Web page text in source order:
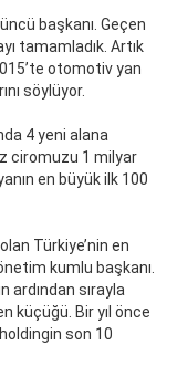
başkanı. Geçen
tamamladık. Artık
otomotiv yan
söylüyor.
4 yeni alana
ciromuzu 1 milyar
en büyük ilk 100
Türkiye’nin en
kumlu başkanı.
ardından sırayla
küçüğü. Bir yıl önce
son 10